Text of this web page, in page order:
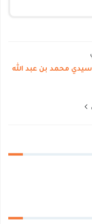
محمد بن عبد الله